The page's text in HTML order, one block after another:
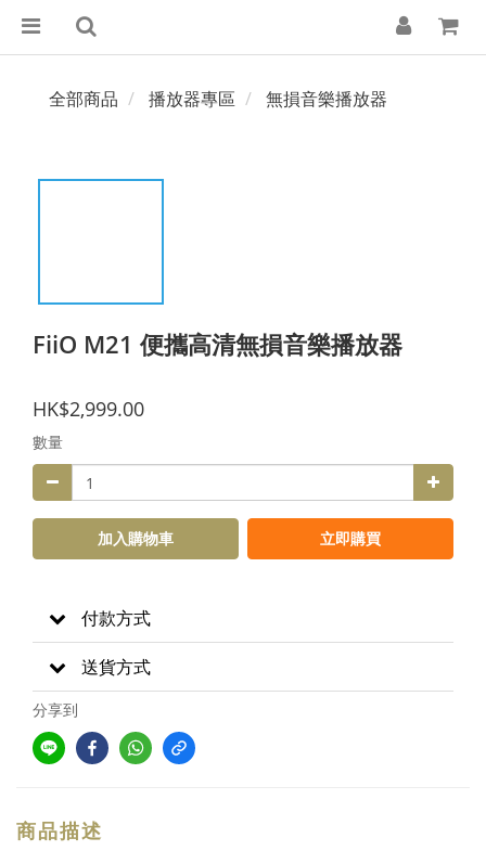
全部商品 播放器專區 無損音樂播放器
FiiO M21 便攜高清無損音樂播放器
HK$2,999.00
數量
加入購物車 立即購買
付款方式
送貨方式
分享到
商品描述